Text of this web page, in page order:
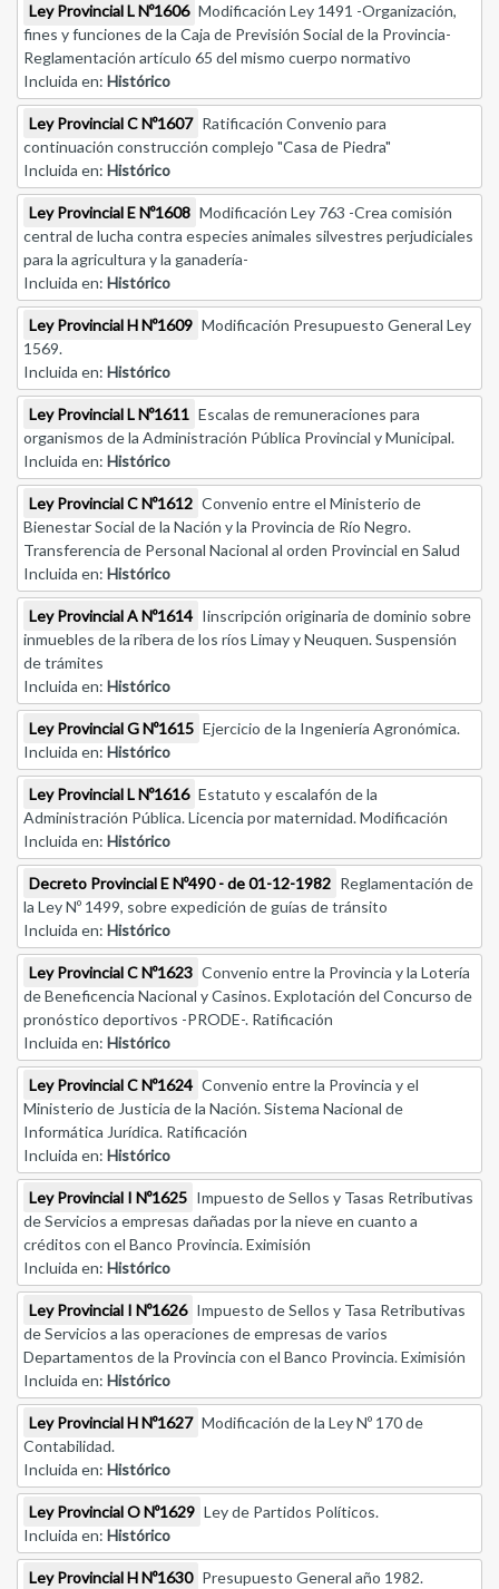
Ley Provincial L Nº1606 Modificación Ley 1491 -Organización,
fines y funciones de la Caja de Previsión Social de la Provincia-
Reglamentación artículo 65 del mismo cuerpo normativo
Incluida en: Histórico
Ley Provincial C Nº1607 Ratificación Convenio para
continuación construcción complejo "Casa de Piedra"
Incluida en: Histórico
Ley Provincial E Nº1608 Modificación Ley 763 -Crea comisión
central de lucha contra especies animales silvestres perjudiciales
para la agricultura y la ganadería-
Incluida en: Histórico
Ley Provincial H Nº1609 Modificación Presupuesto General Ley
1569.
Incluida en: Histórico
Ley Provincial L Nº1611 Escalas de remuneraciones para
organismos de la Administración Pública Provincial y Municipal.
Incluida en: Histórico
Ley Provincial C Nº1612 Convenio entre el Ministerio de
Bienestar Social de la Nación y la Provincia de Río Negro.
Transferencia de Personal Nacional al orden Provincial en Salud
Incluida en: Histórico
Ley Provincial A Nº1614 Iinscripción originaria de dominio sobre
inmuebles de la ribera de los ríos Limay y Neuquen. Suspensión
de trámites
Incluida en: Histórico
Ley Provincial G Nº1615 Ejercicio de la Ingeniería Agronómica.
Incluida en: Histórico
Ley Provincial L Nº1616 Estatuto y escalafón de la
Administración Pública. Licencia por maternidad. Modificación
Incluida en: Histórico
Decreto Provincial E Nº490 - de 01-12-1982 Reglamentación de
la Ley Nº 1499, sobre expedición de guías de tránsito
Incluida en: Histórico
Ley Provincial C Nº1623 Convenio entre la Provincia y la Lotería
de Beneficencia Nacional y Casinos. Explotación del Concurso de
pronóstico deportivos -PRODE-. Ratificación
Incluida en: Histórico
Ley Provincial C Nº1624 Convenio entre la Provincia y el
Ministerio de Justicia de la Nación. Sistema Nacional de
Informática Jurídica. Ratificación
Incluida en: Histórico
Ley Provincial I Nº1625 Impuesto de Sellos y Tasas Retributivas
de Servicios a empresas dañadas por la nieve en cuanto a
créditos con el Banco Provincia. Eximisión
Incluida en: Histórico
Ley Provincial I Nº1626 Impuesto de Sellos y Tasa Retributivas
de Servicios a las operaciones de empresas de varios
Departamentos de la Provincia con el Banco Provincia. Eximisión
Incluida en: Histórico
Ley Provincial H Nº1627 Modificación de la Ley Nº 170 de
Contabilidad.
Incluida en: Histórico
Ley Provincial O Nº1629 Ley de Partidos Políticos.
Incluida en: Histórico
Ley Provincial H Nº1630 Presupuesto General año 1982.